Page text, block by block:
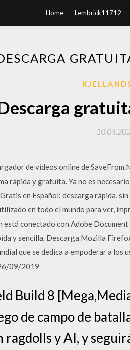
Home Lembrick11712
de videos online de
rápida y gratuita. Ya no es
en Español: descarga rápida,
en todo el mundo para ver,
está conectado con Adobe
y sencilla. Descarga Mozilla
que se dedica a empoderar a los
09/2019
Build 8
de campo de
y AI, y